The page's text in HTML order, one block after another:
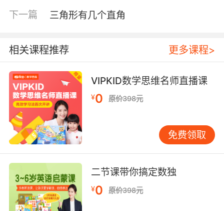
内容简介
法，在很大程度上先取决于语言。”婴幼儿期是语
言能力发展的关键期，是发展智力，发展口头表
达能力，理解能力的前提。孩子刚一出生就要有
针对性地进行语言能力的培养。
下一篇 三角形有几个直角
相关课程推荐 更多课程>
VIPKID数学思维名师直播课
¥0 原价398元
免费领取
二节课带你搞定数独
¥0 原价398元